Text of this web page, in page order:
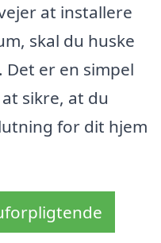
at installere
skal du huske
er en simpel
sikre, at du
for dit hjem